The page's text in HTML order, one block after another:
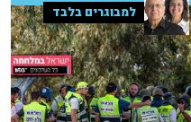
למבוגרים בלבד